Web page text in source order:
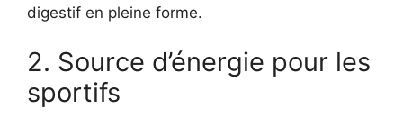
digestif en pleine forme.
2. Source d’énergie pour les
sportifs